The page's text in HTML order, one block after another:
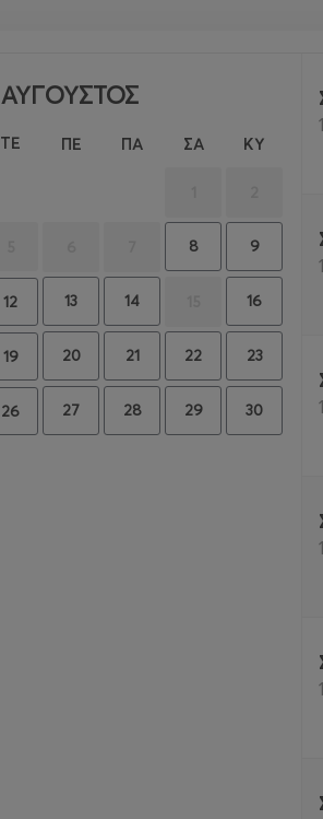
ΑΥΓΟΥΣΤΟΣ
ΤΕ ΠΕ ΠΑ ΣΑ ΚΥ
8 9
12 13 14 16
19 20 21 22 23
26 27 28 29 30